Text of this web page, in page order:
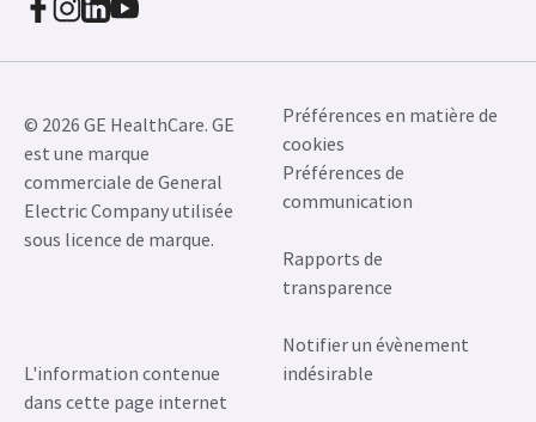
© 2026 GE HealthCare. GE
est une marque
commerciale de General
Electric Company utilisée
sous licence de marque.
L'information contenue
dans cette page internet
Préférences en matière de
cookies
Préférences de
communication
Rapports de
transparence
Notifier un évènement
indésirable